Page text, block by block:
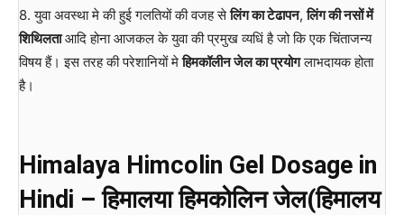
8. युवा अवस्था मे की हुई गलतियों की वजह सेलिंग का टेढापन,लिंग की नसों में
शिथिलताआदि होना आजकल के युवा की प्रमुख व्यधिं है जो कि एक चिंताजन्य
विषय हैं। इस तरह की परेशानियों मेहिमकॉलीन जेल का प्रयोगलाभदायक होता
है।
Himalaya Himcolin Gel Dosage in
Hindi – हिमालया हिमकोलिन जेल(हिमालय